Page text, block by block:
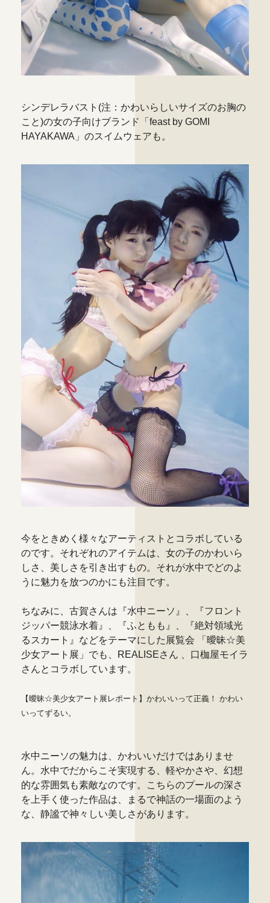
シンデレラバスト(注：かわいらしいサイズのお胸の
こと)の女の子向けブランド「feast by GOMI
HAYAKAWA」のスイムウェアも。
今をときめく様々なアーティストとコラボしている
のです。それぞれのアイテムは、女の子のかわいら
しさ、美しさを引き出すもの。それが水中でどのよ
うに魅力を放つのかにも注目です。
ちなみに、古賀さんは『水中ニーソ』、『フロント
ジッパー競泳水着』、『ふともも』、『絶対領域光
るスカート』などをテーマにした展覧会 「曖昧☆美
少女アート展」でも、REALISEさん 、口枷屋モイラ
さんとコラボしています。
【曖昧☆美少女アート展レポート】かわいいって正義！ かわい
いってずるい。
水中ニーソの魅力は、かわいいだけではありませ
ん。水中でだからこそ実現する、軽やかさや、幻想
的な雰囲気も素敵なのです。こちらのプールの深さ
を上手く使った作品は、まるで神話の一場面のよう
な、静謐で神々しい美しさがあります。